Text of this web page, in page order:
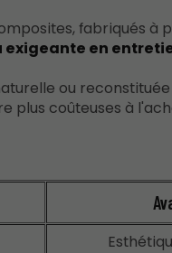
fabriqués
en
ou
plus coûteuses à